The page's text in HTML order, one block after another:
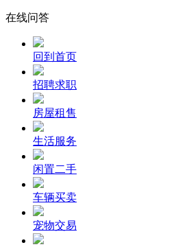
在线问答
回到首页
招聘求职
房屋租售
生活服务
闲置二手
车辆买卖
宠物交易